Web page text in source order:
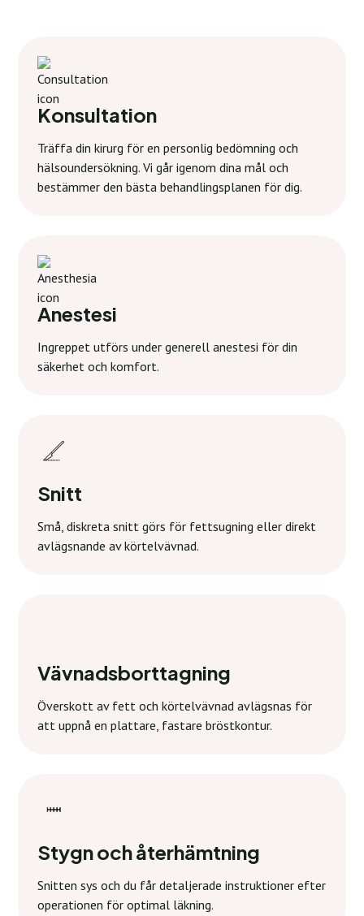
Konsultation
Träffa din kirurg för en personlig bedömning och
hälsoundersökning. Vi går igenom dina mål och
bestämmer den bästa behandlingsplanen för dig.
Anestesi
Ingreppet utförs under generell anestesi för din
säkerhet och komfort.
Snitt
Små, diskreta snitt görs för fettsugning eller direkt
avlägsnande av körtelvävnad.
Vävnadsborttagning
Överskott av fett och körtelvävnad avlägsnas för
att uppnå en plattare, fastare bröstkontur.
Stygn och återhämtning
Snitten sys och du får detaljerade instruktioner efter
operationen för optimal läkning.